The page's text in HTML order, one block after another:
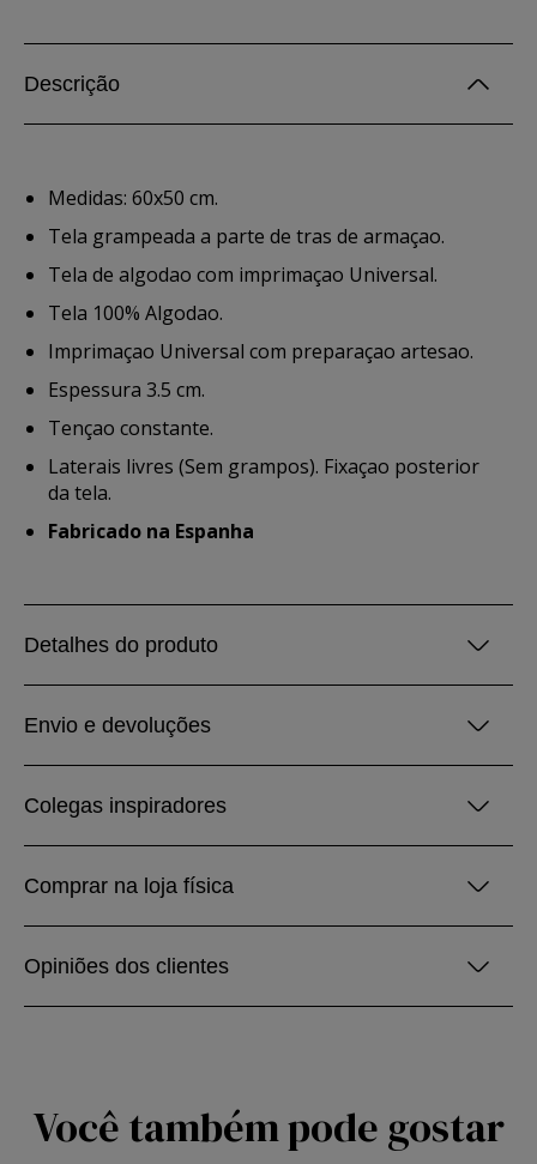
Descrição
Medidas: 60x50 cm.
Tela grampeada a parte de tras de armaçao.
Tela de algodao com imprimaçao Universal.
Tela 100% Algodao.
Imprimaçao Universal com preparaçao artesao.
Espessura 3.5 cm.
Tençao constante.
Laterais livres (Sem grampos). Fixaçao posterior
da tela.
Fabricado na Espanha
Detalhes do produto
Envio e devoluções
Colegas inspiradores
Comprar na loja física
Opiniões dos clientes
Você também pode gostar